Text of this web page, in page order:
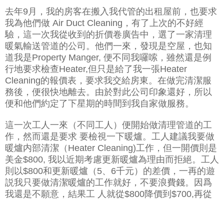
去年9月，我的房客在搬入我代管的出租屋前，也要求
我為他們做 Air Duct Cleaning，有了上次的不好經
驗，這一次我從收到的折價卷廣告中，選了一家清理
暖氣輸送管道的公司。他們一來，發現是空屋，也知
道我是Property Manger, 便不同我囉嗦，雖然還是例
行地要求檢查Heater,但只是給了我一張Heater
Cleaning的報價表，要求我交給房東。在做完清潔服
務後，便很快地離去。由於對此公司印象還好，所以
便和他們約定了下星期的時間到我自家做服務。
這一次工人一來（不同工人）便開始做清理管道的工
作，然而還是要求 要檢視一下暖爐。工人建議我要做
暖爐内部清潔（Heater Cleaning)工作，但一開價則是
美金$800, 我以近期考慮更新暖爐為理由而拒絕。工人
則以$800和更新暖爐（ 5、6千元）的差價，一再的遊
説我只要做清潔暖爐的工作就好，不要浪費錢。因爲
我還是不願意，結果工 人就從$800降價到$700,再從